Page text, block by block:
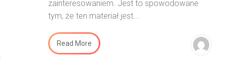
zainteresowaniem. Jest to spowodowane
tym, że ten materiał jest...
Read More